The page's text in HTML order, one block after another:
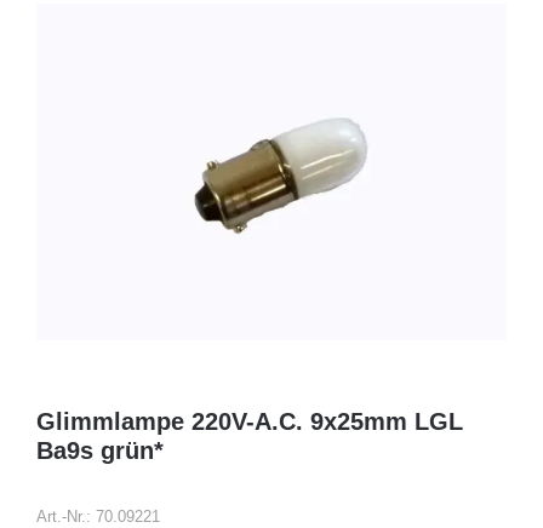
Glimmlampe 220V-A.C. 9x25mm LGL
Ba9s grün*
Art.-Nr.: 70.09221